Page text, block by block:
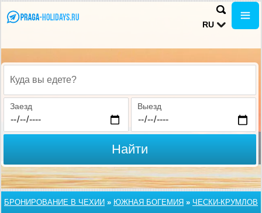
RU
Куда вы едете?
Заезд Выезд
Найти
БРОНИРОВАНИЕ В ЧЕХИИ » ЮЖНАЯ БОГЕМИЯ » ЧЕСКИ-КРУМЛОВ